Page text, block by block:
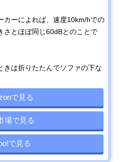
カーによれば、速度10km/hでの
さとほぼ同じ60dBとのことで
きは折りたたんでソファの下な
で見る
場で見る
で見る